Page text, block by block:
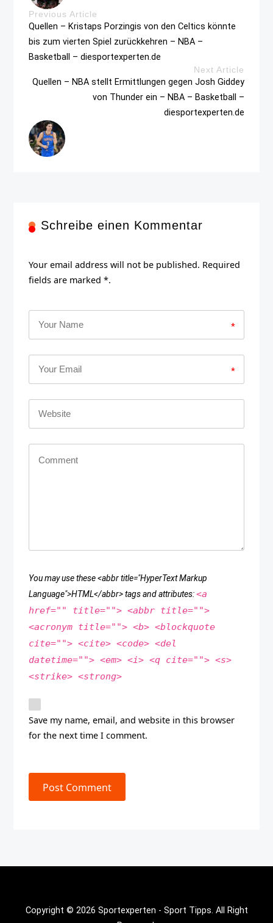
Previous Article
Quellen – Kristaps Porzingis von den Celtics könnte
bis zum vierten Spiel zurückkehren – NBA –
Basketball – diesportexperten.de
Next Article
Quellen – NBA stellt Ermittlungen gegen Josh Giddey
von Thunder ein – NBA – Basketball –
diesportexperten.de
Schreibe einen Kommentar
Your email address will not be published. Required
fields are marked *.
*
*
You may use these <abbr title="HyperText Markup
Language">HTML</abbr> tags and attributes:<a
href="" title=""> <abbr title="">
<acronym title=""> <b> <blockquote
cite=""> <cite> <code> <del
datetime=""> <em> <i> <q cite=""> <s>
<strike> <strong>
Save my name, email, and website in this browser
for the next time I comment.
Post Comment
Copyright © 2026 Sportexperten - Sport Tipps. All Right